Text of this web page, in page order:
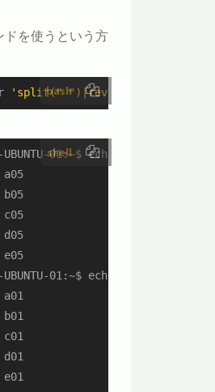
ドを使うという方
bash
'split(" ")|reverse|join(" ")'
shell
UBUNTU-01:~$ echo
UBUNTU-01:~$ echo